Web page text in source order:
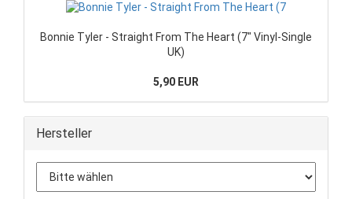
Bonnie Tyler - Straight From The Heart (7" Vinyl-Single
UK)
5,90 EUR
Hersteller